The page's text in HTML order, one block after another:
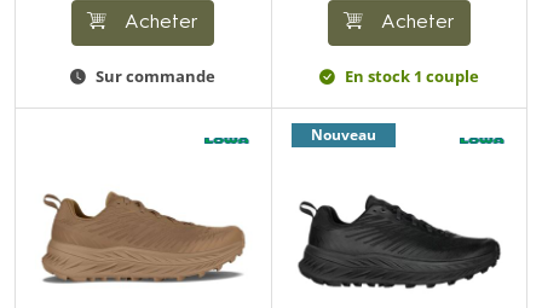
Acheter
Sur commande
Acheter
En stock 1 couple
Nouveau